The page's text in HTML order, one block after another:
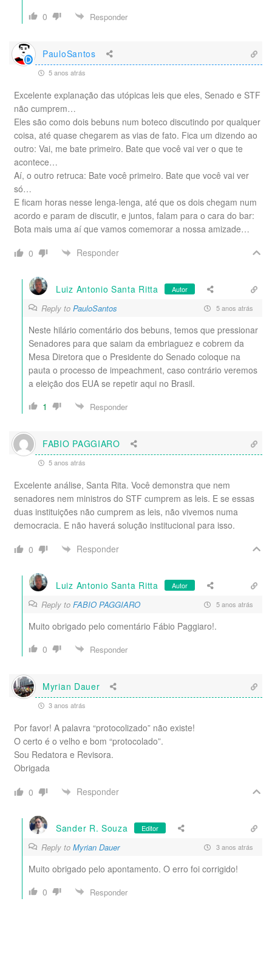
0
Responder
PauloSantos
5 anos atrás
Excelente explanação das utópicas leis que eles, Senado e STF
não cumprem…
Eles são como dois bebuns num boteco discutindo por qualquer
coisa, até quase chegarem as vias de fato. Fica um dizendo ao
outro: Vai, me bate primeiro. Bate que você vai ver o que te
acontece…
Aí, o outro retruca: Bate você primeiro. Bate que você vai ver
só…
E ficam horas nesse lenga-lenga, até que os dois chegam num
acordo e param de discutir, e juntos, falam para o cara do bar:
Bota mais uma aí que vamos comemorar a nossa amizade…
0
Responder
Luiz Antonio Santa Ritta Autor
Reply to PauloSantos 5 anos atrás
Neste hilário comentário dos bebuns, temos que pressionar
Senadores para que saiam da embriaguez e cobrem da
Mesa Diretora que o Presidente do Senado coloque na
pauta o processo de impeachment, caso contrário veremos
a eleição dos EUA se repetir aqui no Brasil.
1
Responder
FABIO PAGGIARO
5 anos atrás
Excelente análise, Santa Rita. Você demonstra que nem
senadores nem ministros do STF cumprem as leis. E se essas
duas instituições não cumprem as leis, não vivemos numa
democracia. E não haverá solução institucional para isso.
0
Responder
Luiz Antonio Santa Ritta Autor
Reply to FABIO PAGGIARO 5 anos atrás
Muito obrigado pelo comentário Fábio Paggiaro!.
0
Responder
Myrian Dauer
3 anos atrás
Por favor! A palavra “protocolizado” não existe!
O certo é o velho e bom “protocolado”.
Sou Redatora e Revisora.
Obrigada
0
Responder
Sander R. Souza Editor
Reply to Myrian Dauer 3 anos atrás
Muito obrigado pelo apontamento. O erro foi corrigido!
0
Responder